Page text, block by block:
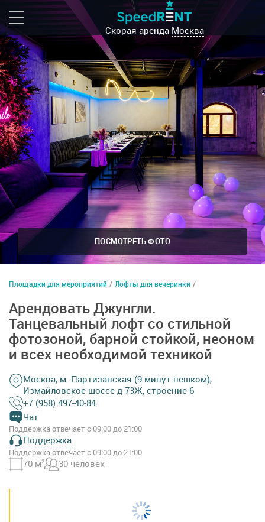
Скорая аренда Москва
ПОСМОТРЕТЬ ФОТО
Площадки для мероприятий / Лофты для вечеринки /
Арендовать Джунгли.
Танцевальный лофт со стильной
фотозоной, барной стойкой, неоном
и всех необходимой техникой
Москва, м. Партизанская (9 минут пешком),
Измайловское шоссе д 73Ж, строение 6
+7 (958) 497-40-84
Чат
Поддержка отвечает с 09:00 до 21:00
Поддержка
Поддержка отвечает с 09:00 до 21:00
70 м2 30 человек